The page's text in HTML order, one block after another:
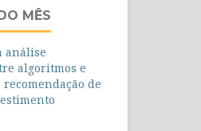
MÊS
análise
algoritmos e
de